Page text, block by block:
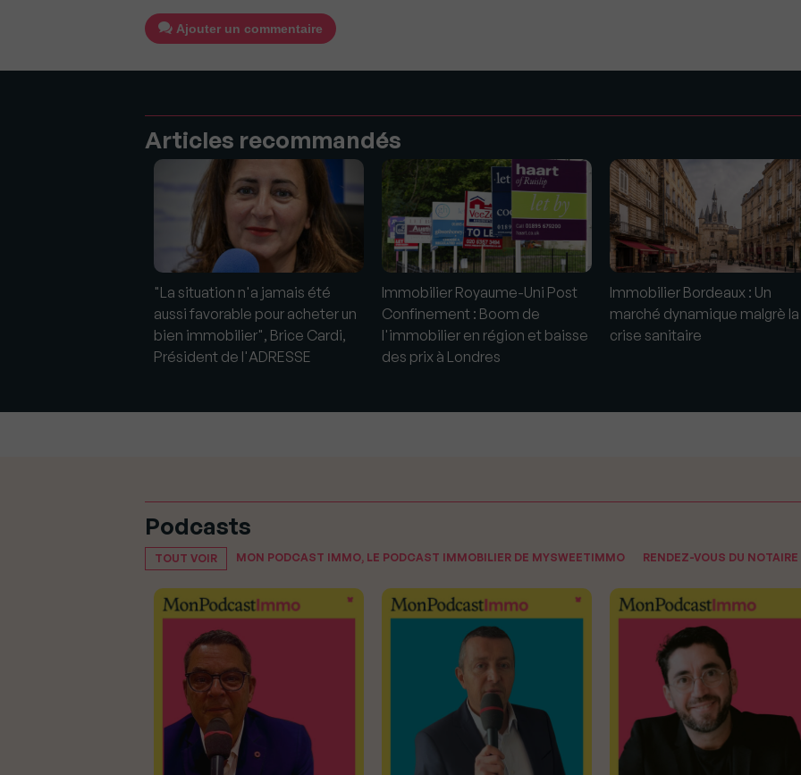
Ajouter un commentaire
Articles recommandés
"La situation n'a jamais été
aussi favorable pour acheter un
bien immobilier", Brice Cardi,
Président de l'ADRESSE
Immobilier Royaume-Uni Post
Confinement : Boom de
l'immobilier en région et baisse
des prix à Londres
Immobilier Bordeaux : Un
marché dynamique malgrè la
crise sanitaire
Podcasts
TOUT VOIR MON PODCAST IMMO, LE PODCAST IMMOBILIER DE MYSWEETIMMO RENDEZ-VOUS DU NOTAIRE